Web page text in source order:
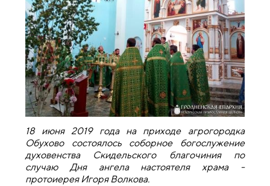
18 июня 2019 года на приходе агрогородка
Обухово состоялось соборное богослужение
духовенства Скидельского благочиния по
случаю Дня ангела настоятеля храма -
протоиерея Игоря Волкова.